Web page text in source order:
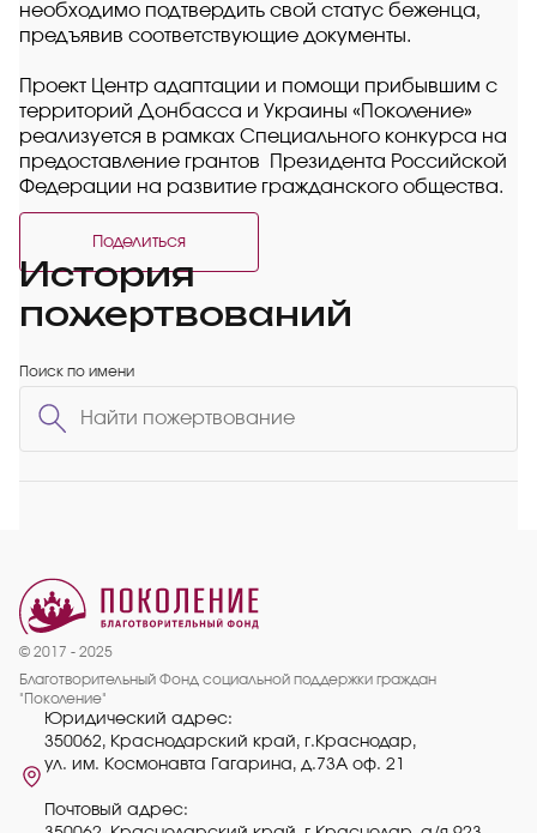
необходимо подтвердить свой статус беженца,
предъявив соответствующие документы.
Проект Центр адаптации и помощи прибывшим с
территорий Донбасса и Украины «Поколение»
реализуется в рамках Специального конкурса на
предоставление грантов Президента Российской
Федерации на развитие гражданского общества.
Поделиться
История
пожертвований
Поиск по имени
© 2017 - 2025
Благотворительный Фонд социальной поддержки граждан
"Поколение"
Юридический адрес:
350062, Краснодарский край, г.Краснодар,
ул. им. Космонавта Гагарина, д.73А оф. 21
Почтовый адрес: